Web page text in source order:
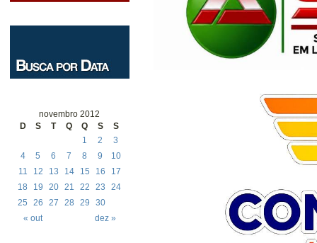
novembro 2012
D
S T Q Q S S
« out dez »
1 2
3
4
5 6 7 8 9
10
11
12 13 14 15 16
17
18
19 20 21 22 23
24
25
26 27 28 29 30